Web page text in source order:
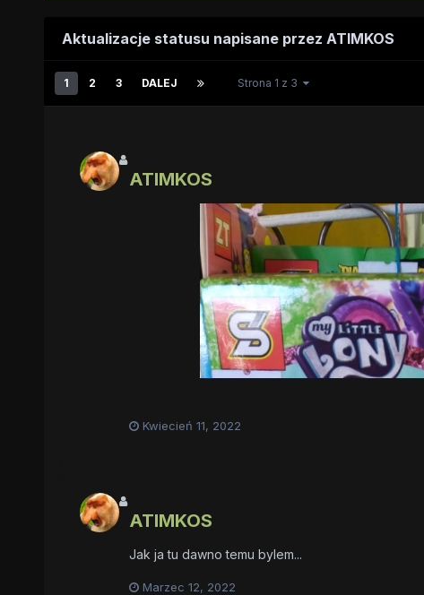
Aktualizacje statusu napisane przez ATIMKOS
1 2 3 DALEJ Strona 1 z 3
ATIMKOS
tanie klocki
Kwiecień 11, 2022
ATIMKOS
Jak ja tu dawno temu bylem...
Marzec 12, 2022